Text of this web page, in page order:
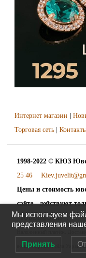
Интернет магазин
Торговая сеть
1998-2022 © КЮЗ
25 46
Цены и стоимость
сайте - действуют
"ЮвелирЭлит".
во все города и сёла Украины
Мы используем
представления
Принять